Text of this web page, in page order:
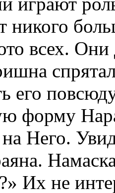
никого
всех.
его
форму
на Него.
Их не